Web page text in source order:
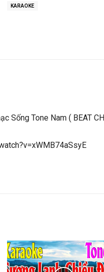
KARAOKE
Sống Tone Nam ( BEAT